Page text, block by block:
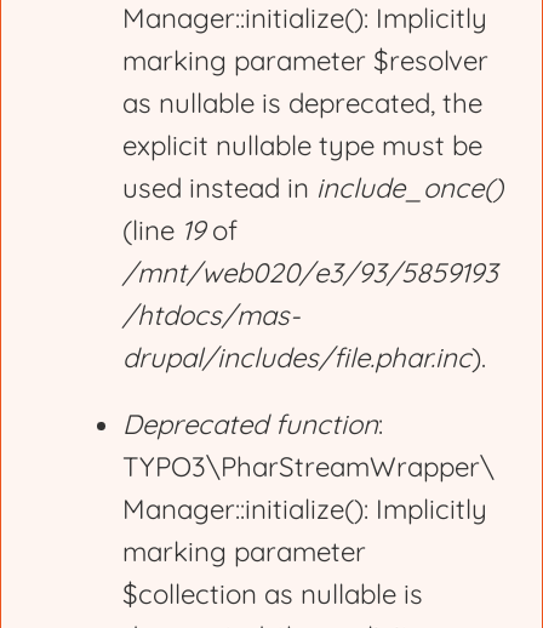
Manager::initialize(): Implicitly
marking parameter $resolver
as nullable is deprecated, the
explicit nullable type must be
used instead in include_once()
(line 19of
/mnt/web020/e3/93/5859193
/htdocs/mas-
drupal/includes/file.phar.inc).
Deprecated function:
TYPO3\PharStreamWrapper\
Manager::initialize(): Implicitly
marking parameter
$collection as nullable is